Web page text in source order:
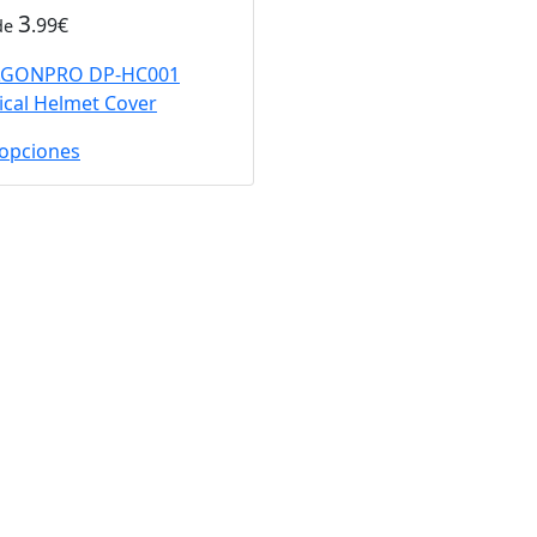
3.99€
DP-HC001
Helmet Cover